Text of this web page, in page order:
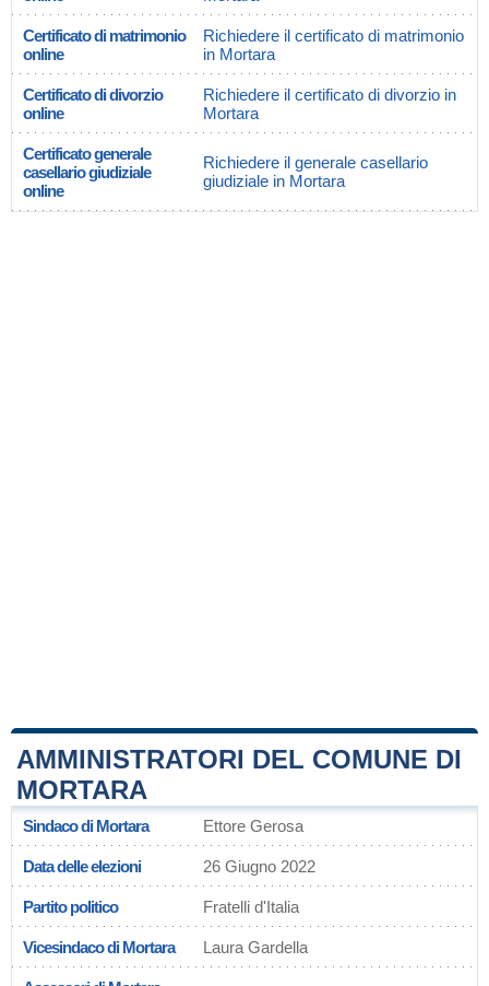
Certificato di matrimonio
online
Richiedere il certificato di matrimonio
in Mortara
Certificato di divorzio
online
Richiedere il certificato di divorzio in
Mortara
Certificato generale
casellario giudiziale
online
Richiedere il generale casellario
giudiziale in Mortara
AMMINISTRATORI DEL COMUNE DI
MORTARA
Sindaco di Mortara Ettore Gerosa
Data delle elezioni 26 Giugno 2022
Partito politico Fratelli d'Italia
Vicesindaco di Mortara Laura Gardella